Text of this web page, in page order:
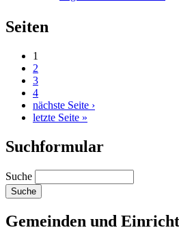
Seiten
1
2
3
4
nächste Seite ›
letzte Seite »
Suchformular
Suche
Gemeinden und